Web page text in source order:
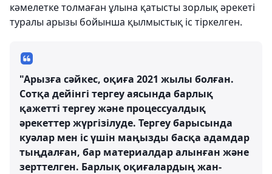
кәмелетке толмаған ұлына қатысты зорлық әрекеті
туралы арызы бойынша қылмыстық іс тіркелген.
"Арызға сәйкес, оқиға 2021 жылы болған.
Сотқа дейінгі тергеу аясында барлық
қажетті тергеу және процессуалдық
әрекеттер жүргізілуде. Тергеу барысында
куәлар мен іс үшін маңызды басқа адамдар
тыңдалған, бар материалдар алынған және
зерттелген. Барлық оқиғалардың жан-